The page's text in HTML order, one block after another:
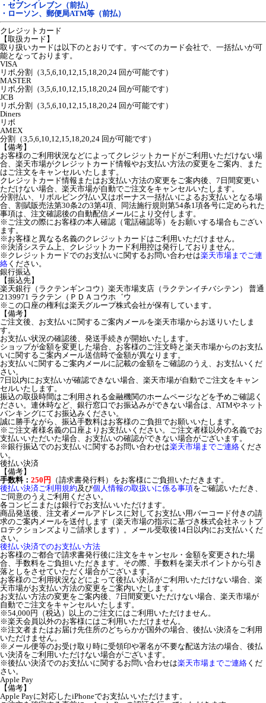
・セブンイレブン（前払）
・ローソン、郵便局ATM等（前払）
クレジットカード
【取扱カード】
取り扱いカードは以下のとおりです。すべてのカード会社で、一括払いが可
能となっております。
VISA
リボ,分割（3,5,6,10,12,15,18,20,24 回が可能です）
MASTER
リボ,分割（3,5,6,10,12,15,18,20,24 回が可能です）
JCB
リボ,分割（3,5,6,10,12,15,18,20,24 回が可能です）
Diners
リボ
AMEX
分割（3,5,6,10,12,15,18,20,24 回が可能です）
【備考】
お客様のご利用状況などによってクレジットカードがご利用いただけない場
合、楽天市場がクレジットカード情報やお支払い方法の変更をご案内、また
はご注文をキャンセルいたします。
クレジットカード情報またはお支払い方法の変更をご案内後、7日間変更い
ただけない場合、楽天市場が自動でご注文をキャンセルいたします。
分割払い、リボルビング払い又はボーナス一括払いによるお支払いとなる場
合、割賦販売法第30条2の3第4項、同法施行規則第54条1項各号に定められた
事項は、注文確認後の自動配信メールにより交付します。
※ご注文の際にお客様の本人確認（電話確認等）をお願いする場合もござい
ます。
※お客様と異なる名義のクレジットカードはご利用いただけません。
※決済システム上、クレジットカード利用控は発行しておりません。
※クレジットカードでのお支払いに関するお問い合わせは楽天市場までご連
絡 ください。
銀行振込
【振込先】
楽天銀行（ラクテンギンコウ）楽天市場支店（ラクテンイチバシテン） 普通
2139971 ラクテン（ＰＤＡコウホ゛ウ
※この口座の権利は楽天グループ株式会社が保有しています。
【備考】
ご注文後、お支払いに関するご案内メールを楽天市場からお送りいたしま
す。
お支払い状況の確認後、発送手続きが開始いたします。
ショップが金額を変更した場合、お客様のご注文時と楽天市場からのお支払
いに関するご案内メール送信時で金額が異なります。
お支払いに関するご案内メールに記載の金額をご確認のうえ、お支払いくだ
さい。
7日以内にお支払いが確認できない場合、楽天市場が自動でご注文をキャン
セルいたします。
振込の取扱時間はご利用される金融機関のホームページなどを予めご確認く
ださい。連休時など、銀行窓口でお振込みができない場合は、ATMやネット
バンキングにてお振込みください。
誠に勝手ながら、振込手数料はお客様のご負担でお願いいたします。
※ご注文者様名義の口座よりお支払いください。ご注文者様以外の名義でお
支払いいただいた場合、お支払いの確認ができない場合がございます。
※銀行振込でのお支払いに関するお問い合わせは楽天市場までご連絡 くださ
い。
後払い決済
【備考】
手数料： 250円
（請求書発行料）をお客様にご負担いただきます。
後払い決済ご利用規約及び個人情報の取扱いに係る事項をご確認いただき、
ご同意のうえご利用ください。
各コンビニまたは銀行でお支払いいただけます。
商品発送後、注文者メールアドレスに対してお支払い用バーコード付きの請
求のご案内メールを送付します（楽天市場の指示に基づき株式会社ネットプ
ロテクションズよりご請求します）。メール受取後14日以内にお支払いくだ
さい。
後払い決済でのお支払い方法
お客様のご都合で請求書発行後に注文をキャンセル・金額を変更された場
合、手数料をご負担いただきます。その際、手数料を楽天ポイントから引き
落としをさせていただく場合がございます。
お客様のご利用状況などによって後払い決済がご利用いただけない場合、楽
天市場がお支払い方法の変更をご案内いたします。
お支払い方法の変更をご案内後、7日間変更いただけない場合、楽天市場が
自動でご注文をキャンセルいたします。
※54,000円（税込）以上のご注文にはご利用いただけません。
※楽天会員以外のお客様にはご利用いただけません。
※注文者またはお届け先住所のどちらかが国外の場合、後払い決済をご利用
いただけません。
※メール便等のお受け取り時に受領印や署名が不要な配送方法の場合、後払
い決済をご利用いただけない場合がございます。
※後払い決済でのお支払いに関するお問い合わせは楽天市場までご連絡 くだ
さい。
Apple Pay
【備考】
Apple Payに対応したiPhoneでお支払いいただけます。